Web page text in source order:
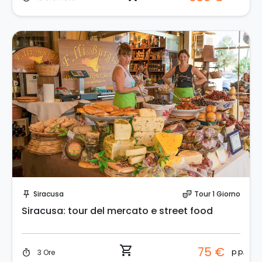
push_pin Siracusa theater_comedy Tour 1 Giorno
Siracusa: tour del mercato e street food
timer 3 Ore shopping_cart 75 € p.p.